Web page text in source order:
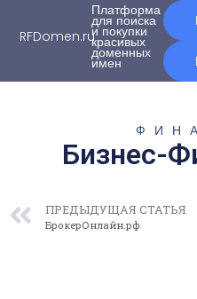
RFDomen.ru
Платформа
для поиска
и покупки
красивых
доменных
имен
Бизнес-
ПРЕДЫДУЩАЯ СТАТЬЯ
БрокерОнлайн.рф